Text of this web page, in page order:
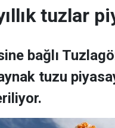
tuzlar
bağlı
tuzu